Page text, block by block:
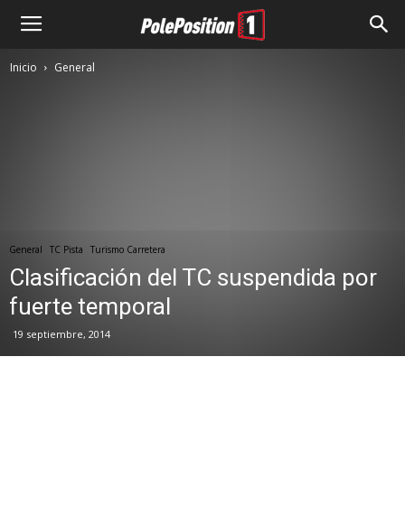
Inicio General
General TC Pista Turismo Carretera
Clasificación del TC suspendida por
fuerte temporal
19 septiembre, 2014